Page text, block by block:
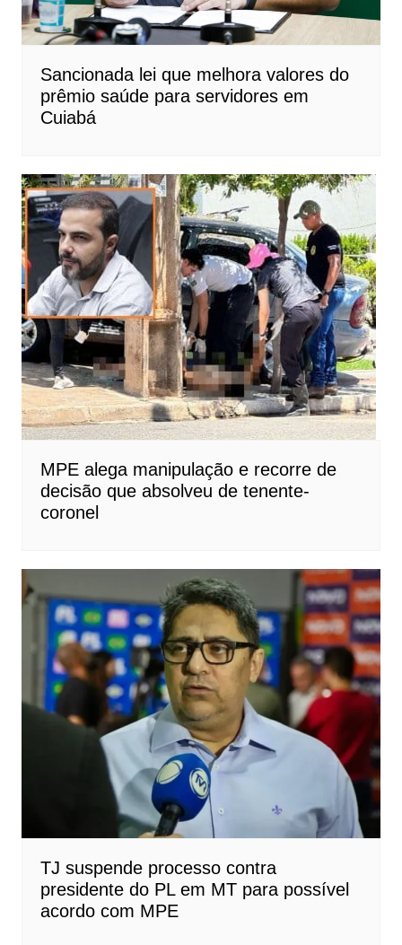
Sancionada lei que melhora valores do
prêmio saúde para servidores em
Cuiabá
MPE alega manipulação e recorre de
decisão que absolveu de tenente-
coronel
TJ suspende processo contra
presidente do PL em MT para possível
acordo com MPE